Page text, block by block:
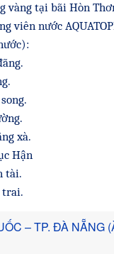
vàng tại bãi Hòn
viên nước
xà.
Hận
tài.
trai.
– TP. ĐÀ NẴNG